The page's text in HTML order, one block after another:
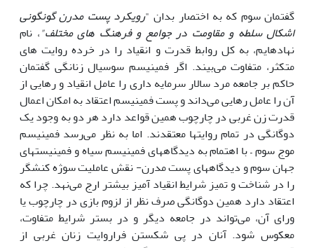
گفتمان سوم که به اختصار بدان "رویکرد پست مدرن گونگونی
اشکال سلطه و مقاومت در جوامع و فرهنگ های مختلف"، نام
نهاده­ایم، به کل روابط قدرت و انقیاد را در خرده روایت های
متکثر، متفاوت می‌بیند. اگر فمینیسم سوسیال زنانگی گفتمان
حاکم بر جامعه مرد سالار سرمایه داری را عامل انقیاد و رهایی از
آن را عامل رهایی می‌داند و پست فمینیسم اعتقاد به امکان اعمال
قدرت زن غربی در چارچوب همین قواعد دارد هر دو به وجود یک
دوگانگی در تمام روایت­ها معتقدند. اما به نظر می‌رسد فمینیسم
موج سوم – با اهتمام به دیدگاه­های فمینیسم سیاه و فمینیست­های
جهان سوم و دیدگاه­های پست مدرن- نقش عاملیت سوژه کنشگر
را در شناخت و تمیز شرایط انقیاد آمیز بیشتر ارج می‌نهد. چرا که
اعتقاد دارد همین دوگانگی صرف نظر از لزوم بازی در چارچوب یا
ورای آن، می‌تواند در جامعه دیگر و در بستر شرایط متفاوت،
معکوس شود. آنان در پی شکستن فراروایت زنان غربی از